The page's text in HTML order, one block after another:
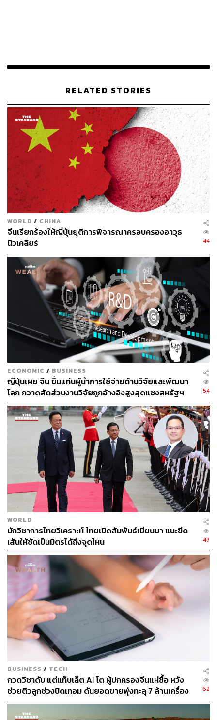
ระยะที่ 2: 2019–2021
ฝ่ายรัสเซียเริ่มหันเข้าพึ่งพาจีนมากขึ้น หลังจากปูตินโดน
อิทธิพลกับสหรัฐฯ อย่างชัดเจนขึ้น และมีความร่วมมือ
เทคโนโลยีและการทหารเพิ่มขึ้น ทั้งคู่ร่วมผลักดันการใช้
กรอบ BRICS สร้างเพื่อนในประเทศโลกขั้วใต้ (Global
South)
ระยะที่ 3: 2022–ปัจจุบัน
ความสัมพันธ์แนบแน่นยิ่งขึ้น หลังจากที่สีจิ้นผิง-ปูตินร่วมลง
นามในแถลงการณ์ “Friendship without limits” ระหว่างจีน-
รัสเซีย เมื่อวันที่ 4 กุมภาพันธ์ 2022 แม้ว่าเอกสารนี้ “ไม่ใช่
สนธิสัญญาพันธมิตรทางทหาร” แต่เป็นการแสดงเจตจำนง
ทางการเมือง–ยุทธศาสตร์ที่มีนัยทางการทูตสูงมาก ทั้งคู่ลง
นามในระหว่างที่ปูตินเดินทางไปร่วมพิธีเปิด Beijing Winter
Olympics ปี 2022 ที่กรุงปักกิ่ง (ไม่กี่วัน ก่อนปูตินบุกยูเครนใน
วันที่ 24 กุมภาพันธ์) และหลังจากเกิดสงครามยูเครน เมื่อ
รัสเซียโดนคว่ำบาตรจากหลายประเทศ จีนก็กลายได้เป็น
“หลังพิงหลัก” ของรัสเซีย ปูตินต้องพึ่งพาจีนมากขึ้น ทั้งด้าน
เศรษฐกิจ พลังงาน การเงิน และเทคโนโลยี
ประเด็นที่สอง ปูตินเดินเกมยกดินแดนพิพาทบาง
ส่วน เพื่อซื้อใจจีน
จีนมีข้อพิพาททางพรมแดนกับรัสเซียมาอย่างยาวนานหลาย
ร้อยปีตั้งแต่ยุคจักรวรรดิรัสเซีย–ราชวงศ์ชิง และรุนแรงมาก
ในยุคสหภาพโซเวียต (เคยเกิดการปะทะกันในปี 1969 บริเวณ
เกาะเจินเป่า/ดามันสกี) จนกระทั่งในยุคที่ปูตินขึ้นเป็นผู้นำ
รัสเซีย ในช่วงปี 2004–2008 ฝ่ายรัสเซียได้ยอมตกลงโอน/แบ่ง
พื้นที่พิพาทบางส่วนให้ฝ่ายจีน โดยมีพื้นที่หลัก คือ บริเวณแม่
น้ำอามูร์และอุซซูรี ได้แก่ (1) เกาะ Tarabarov (Yinlong
Island) ซึ่งรัสเซียโอนให้จีนทั้งหมด และ (2) เกาะ Bolshoy
Ussuriysky (Heixiazi Island) รัสเซียแบ่งครึ่งเกาะให้จีน รวม
พื้นที่ประมาณ 337 ตารางกิโลเมตร
ย้อน Timeline ช่วง 2004-2008 รัสเซียยุคปูติน
การยินยอมยกดินแดนพิพาทบางส่วนให้จีน
ปี 2004 : รัสเซียและจีนลงนามข้อตกลง “Complementary
Agreement on the Eastern Section of the China–Russia
Boundary” ทั้งนี้ ข้อตกลงนี้เกิดขึ้นระหว่างรัฐบาลของปูตินกับ
รัฐบาลจีนสมัยหูจิ่นเทา
ปี 2005 : ทั้งสองฝ่ายให้สัตยาบันอย่างเป็นทางการ
ปี 2008 : การส่งมอบพื้นที่กว่า 300 ตารางกิโลเมตรให้จีน
เสร็จสมบูรณ์
นับเป็นครั้งแรกในประวัติศาสตร์สมัยใหม่ที่รัสเซียกับจีน
สามารถ “ยุติข้อพิพาทชายแดน” ได้อย่างเป็นทางการ โดยฝ่าย
จีนประกาศหลังปี 2008 ว่า “ปัญหาชายแดนจีน–รัสเซียได้รับ
RELATED STORIES
WORLD / CHINA
จีนเรียกร้องให้ญี่ปุ่นยุติการพิจารณาครอบครองอาวุธ
นิวเคลียร์
44
ECONOMIC / BUSINESS
ญี่ปุ่นเผย จีน ขึ้นแท่นผู้นำการใช้จ่ายด้านวิจัยและพัฒนา
โลก กวาดสัดส่วนงานวิจัยถูกอ้างอิงสูงสุดแซงสหรัฐฯ
54
WORLD
นักวิชาการไทยวิเคราะห์ ไทยเปิดสัมพันธ์เมียนมา แนะขีด
เส้นให้ชัดเป็นมิตรได้ถึงจุดไหน
47
BUSINESS / TECH
กวดวิชาดับ แต่แท็บเล็ต AI โต ผู้ปกครองจีนแห่ซื้อ หวัง
ช่วยติวลูกช่วงปิดเทอม ดันยอดขายพุ่งทะลุ 7 ล้านเครื่อง
62